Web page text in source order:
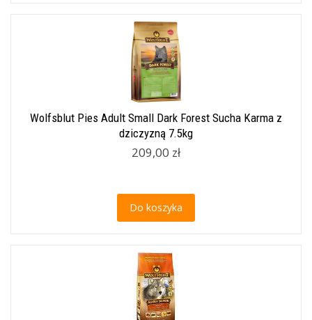
Wolfsblut Pies Adult Small Dark Forest Sucha Karma z
dziczyzną 7.5kg
209,00 zł
Do koszyka